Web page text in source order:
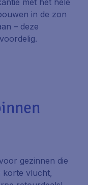
met het hele
in de zon
– deze
gezinnen die
korte vlucht,